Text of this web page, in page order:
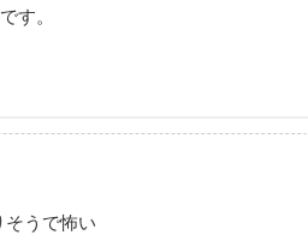
す。
うで怖い